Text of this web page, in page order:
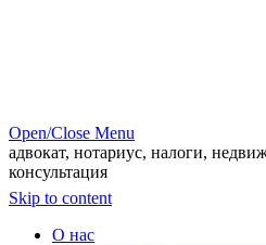
Open/Close Menu
адвокат, нотариус, налоги,
консультация
Skip to content
О нас